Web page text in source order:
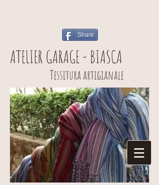
Share
ATELIER GARAGE - BIASCA
Tessitura artigianale